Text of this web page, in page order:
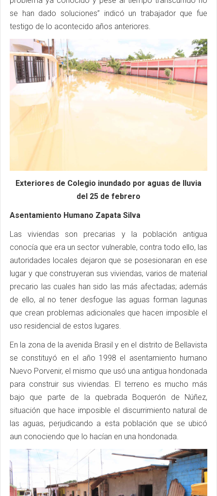
se han dado soluciones” indicó un trabajador que fue
testigo de lo acontecido años anteriores.
Exteriores de Colegio inundado por aguas de lluvia
del 25 de febrero
Asentamiento Humano Zapata Silva
Las viviendas son precarias y la población antigua
conocía que era un sector vulnerable, contra todo ello, las
autoridades locales dejaron que se posesionaran en ese
lugar y que construyeran sus viviendas, varios de material
precario las cuales han sido las más afectadas; además
de ello, al no tener desfogue las aguas forman lagunas
que crean problemas adicionales que hacen imposible el
uso residencial de estos lugares.
En la zona de la avenida Brasil y en el distrito de Bellavista
se constituyó en el año 1998 el asentamiento humano
Nuevo Porvenir, el mismo que usó una antigua hondonada
para construir sus viviendas. El terreno es mucho más
bajo que parte de la quebrada Boquerón de Núñez,
situación que hace imposible el discurrimiento natural de
las aguas, perjudicando a esta población que se ubicó
aun conociendo que lo hacían en una hondonada.